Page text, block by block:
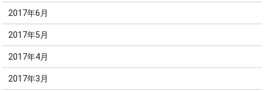
2017年6月
2017年5月
2017年4月
2017年3月